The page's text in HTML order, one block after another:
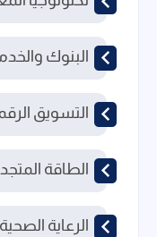
البنوك
التسويق
الطاقة
الرعاية